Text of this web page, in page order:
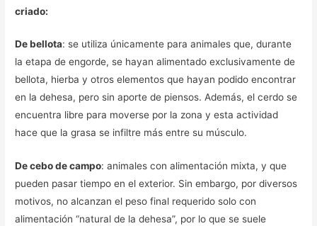
criado:
De bellota: se utiliza únicamente para animales que, durante
la etapa de engorde, se hayan alimentado exclusivamente de
bellota, hierba y otros elementos que hayan podido encontrar
en la dehesa, pero sin aporte de piensos. Además, el cerdo se
encuentra libre para moverse por la zona y esta actividad
hace que la grasa se infiltre más entre su músculo.
De cebo de campo: animales con alimentación mixta, y que
pueden pasar tiempo en el exterior. Sin embargo, por diversos
motivos, no alcanzan el peso final requerido solo con
alimentación “natural de la dehesa”, por lo que se suele